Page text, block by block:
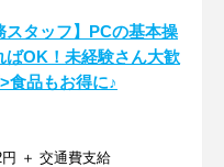
スタッフ】PCの基本操
ばOK！未経験さん大歓
品もお得に♪
＋ 交通費支給